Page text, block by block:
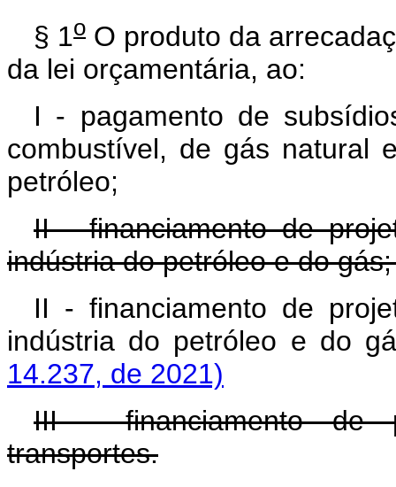
§ 1oO produto da
da lei orçamentária, ao:
I - pagamento de
combustível, de gás natural
petróleo;
II - financiamento de
indústria do petróleo e do
II - financiamento de
indústria do petróleo e
14.237, de 2021)
III - financiamento de
transportes.